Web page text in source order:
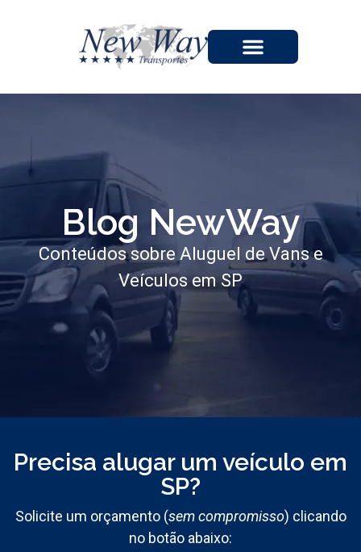
Blog NewWay
Conteúdos sobre Aluguel de Vans e
Veículos em SP
Precisa alugar um veículo em
SP?
Solicite um orçamento (sem compromisso) clicando
no botão abaixo: